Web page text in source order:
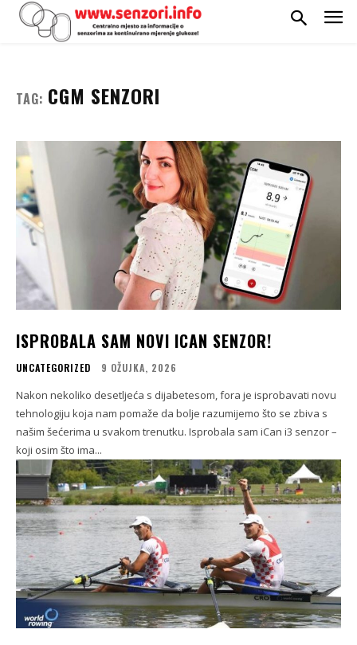
TAG: CGM SENZORI
ISPROBALA SAM NOVI ICAN SENZOR!
UNCATEGORIZED 9 OŽUJKA, 2026
Nakon nekoliko desetljeća s dijabetesom, fora je isprobavati novu
tehnologiju koja nam pomaže da bolje razumijemo što se zbiva s
našim šećerima u svakom trenutku. Isprobala sam iCan i3 senzor –
koji osim što ima...